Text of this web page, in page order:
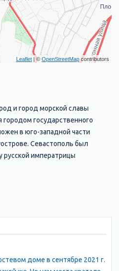
Leaflet | © OpenStreetMapcontributors
и город морской славы
городом государственного
в юго-западной части
Севастополь был
русской императрицы
незамерзающим морским
- снимок из космоса
Самая длинная
вглубь полуострова более чем
доме в сентябре 2021 г.